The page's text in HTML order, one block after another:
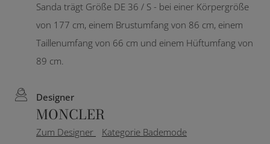
Sanda trägt Größe DE 36 / S - bei einer Körpergröße
von 177 cm, einem Brustumfang von 86 cm, einem
Taillenumfang von 66 cm und einem Hüftumfang von
89 cm.
Designer
MONCLER
Zum Designer Kategorie Bademode